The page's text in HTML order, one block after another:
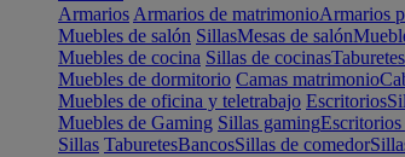
Armarios Armarios de matrimonioArmarios
Muebles de salón SillasMesas de salón
Muebles de cocina Sillas de cocinas
Muebles de dormitorio Camas matrimonio
Muebles de oficina y teletrabajo Escritorios
Muebles de Gaming Sillas gaming
Sillas TaburetesBancosSillas de comedor